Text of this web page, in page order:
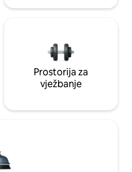
Prostorija za
vježbanje